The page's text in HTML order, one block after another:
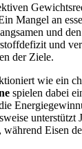
Mangel an
und
und
der Ziele.
wie ein
spielen dabei
unterstützt
Eisen